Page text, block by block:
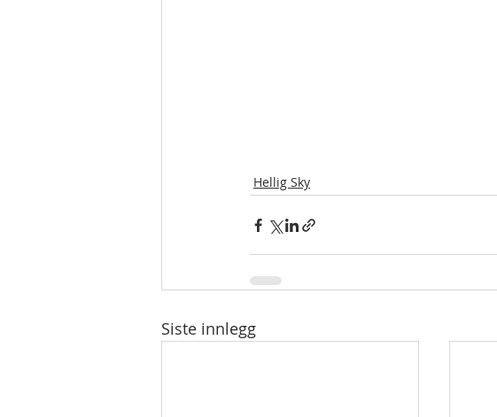
Hellig Sky
Siste innlegg